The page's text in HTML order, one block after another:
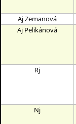
Aj Zemanová
Aj Pelikánová
Rj
Nj